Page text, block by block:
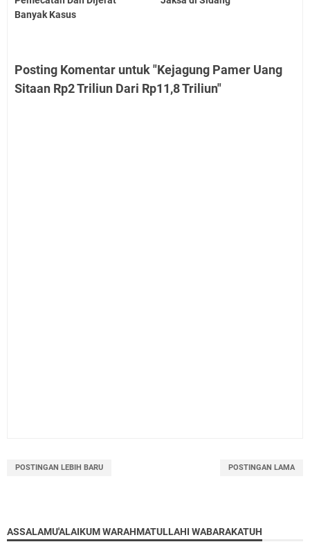
Banyak Kasus
Posting Komentar untuk "Kejagung Pamer Uang
Sitaan Rp2 Triliun Dari Rp11,8 Triliun"
POSTINGAN LEBIH BARU POSTINGAN LAMA
ASSALAMU'ALAIKUM WARAHMATULLAHI WABARAKATUH